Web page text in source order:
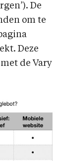
De
om te
Deze
de Vary